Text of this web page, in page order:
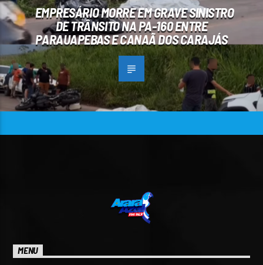
EMPRESÁRIO MORRE EM GRAVE SINISTRO
DE TRÂNSITO NA PA-160 ENTRE
PARAUAPEBAS E CANAÃ DOS CARAJÁS
MENU